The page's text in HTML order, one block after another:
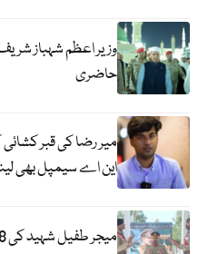
وزیر اعظم شہباز
حاضری
میر رضا کی قبر کشائی
این اے سیمپل بھی